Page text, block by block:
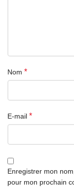
Nom *
E-mail *
Enregistrer mon
pour mon prochain